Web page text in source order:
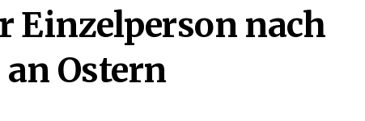
Einzelperson nach
an Ostern